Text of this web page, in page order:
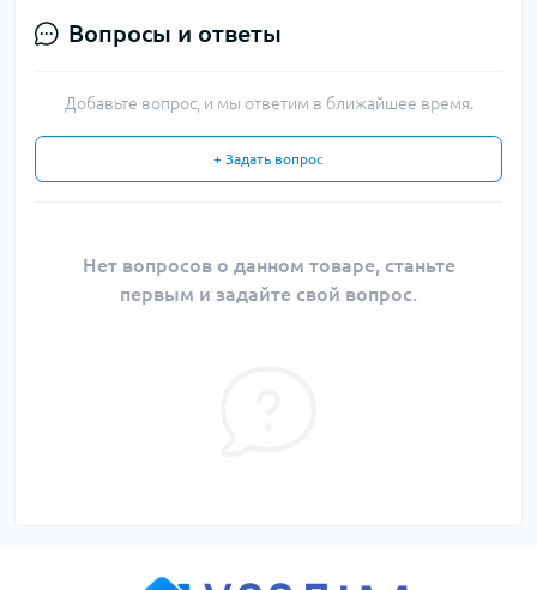
Вопросы и ответы
Добавьте вопрос, и мы ответим в ближайшее время.
+ Задать вопрос
Нет вопросов о данном товаре, станьте
первым и задайте свой вопрос.